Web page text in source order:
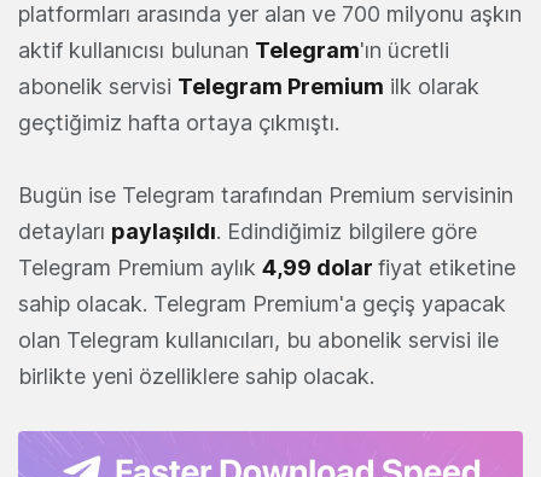
platformları arasında yer alan ve 700 milyonu aşkın
aktif kullanıcısı bulunan Telegram'ın ücretli
abonelik servisi Telegram Premium ilk olarak
geçtiğimiz hafta ortaya çıkmıştı.
Bugün ise Telegram tarafından Premium servisinin
detayları paylaşıldı. Edindiğimiz bilgilere göre
Telegram Premium aylık 4,99 dolar fiyat etiketine
sahip olacak. Telegram Premium'a geçiş yapacak
olan Telegram kullanıcıları, bu abonelik servisi ile
birlikte yeni özelliklere sahip olacak.